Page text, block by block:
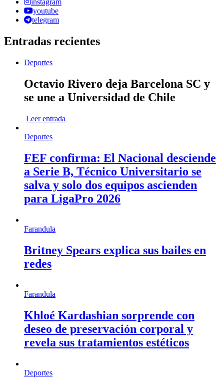
instagram
youtube
telegram
Entradas recientes
Deportes
Octavio Rivero deja Barcelona SC y
se une a Universidad de Chile
Leer entrada
Deportes
FEF confirma: El Nacional desciende
a Serie B, Técnico Universitario se
salva y solo dos equipos ascienden
para LigaPro 2026
Farandula
Britney Spears explica sus bailes en
redes
Farandula
Khloé Kardashian sorprende con
deseo de preservación corporal y
revela sus tratamientos estéticos
Deportes